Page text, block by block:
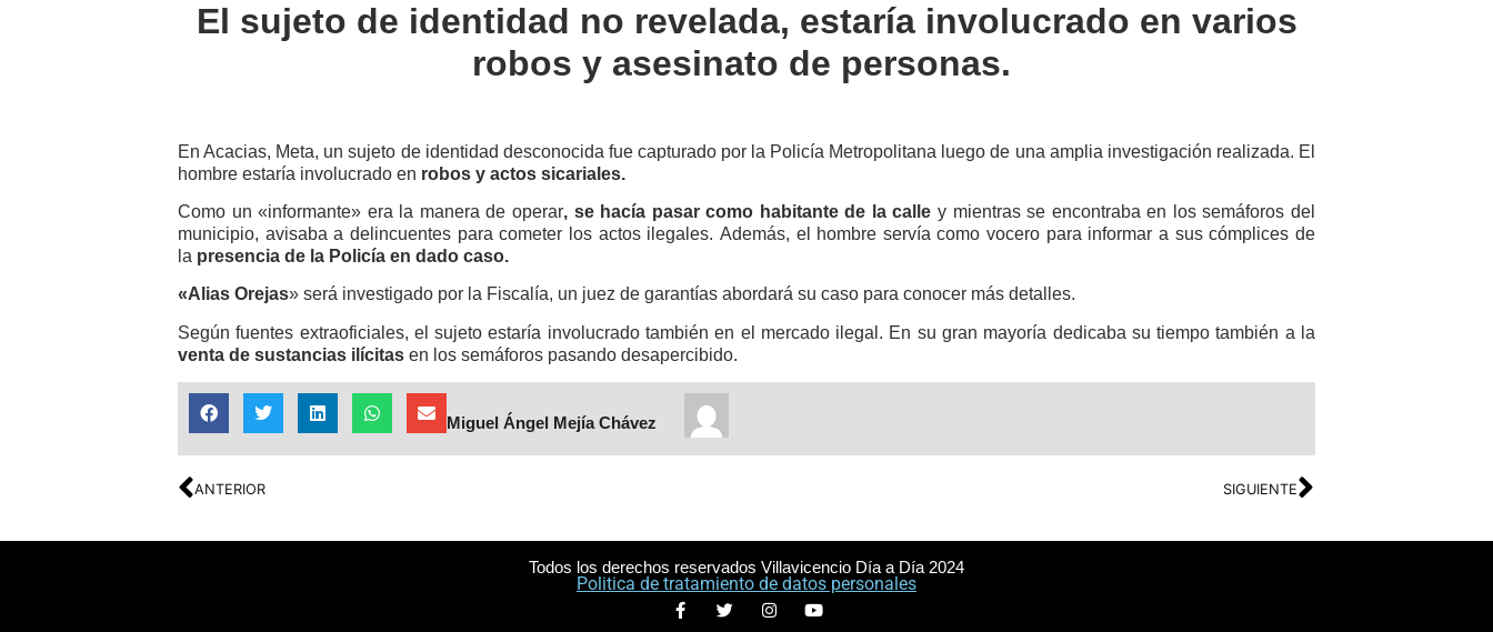
El sujeto de identidad no revelada, estaría involucrado en varios
robos y asesinato de personas.
En Acacias, Meta, un sujeto de identidad desconocida fue capturado por la Policía Metropolitana luego de una amplia investigación realizada. El
hombre estaría involucrado en robos y actos sicariales.
Como un «informante» era la manera de operar, se hacía pasar como habitante de la calle y mientras se encontraba en los semáforos del
municipio, avisaba a delincuentes para cometer los actos ilegales. Además, el hombre servía como vocero para informar a sus cómplices de
la presencia de la Policía en dado caso.
«Alias Orejas» será investigado por la Fiscalía, un juez de garantías abordará su caso para conocer más detalles.
Según fuentes extraoficiales, el sujeto estaría involucrado también en el mercado ilegal. En su gran mayoría dedicaba su tiempo también a la
venta de sustancias ilícitas en los semáforos pasando desapercibido.
Miguel Ángel Mejía Chávez
ANTERIOR SIGUIENTE
Todos los derechos reservados Villavicencio Día a Día 2024
Politica de tratamiento de datos personales